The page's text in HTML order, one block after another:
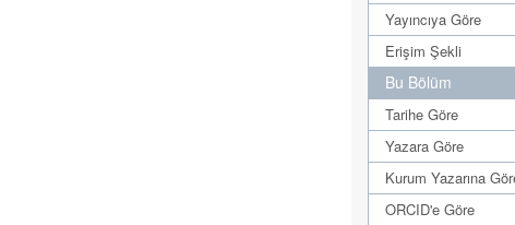
Yayıncıya Göre
Erişim Şekli
Bu Bölüm
Tarihe Göre
Yazara Göre
Kurum Yazarına
ORCID'e Göre